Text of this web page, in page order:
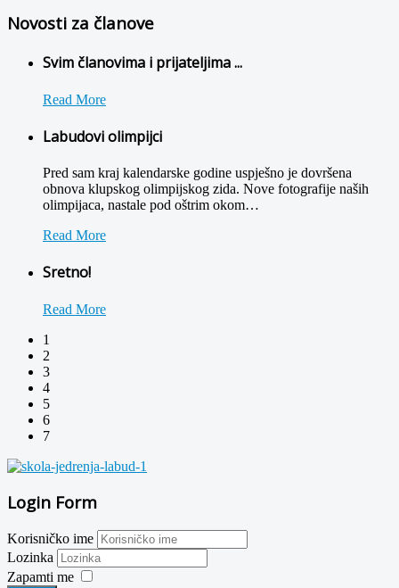
Novosti za članove
Svim članovima i prijateljima ...
Read More
Labudovi olimpijci
Pred sam kraj kalendarske godine uspješno je dovršena
obnova klupskog olimpijskog zida. Nove fotografije naših
olimpijaca, nastale pod oštrim okom…
Read More
Sretno!
Read More
1
2
3
4
5
6
7
Login Form
Korisničko ime
Lozinka
Zapamti me